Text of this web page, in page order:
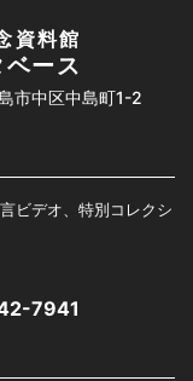
資料館
ース
市中区中島町1-2
ビデオ、特別コレクシ
7941